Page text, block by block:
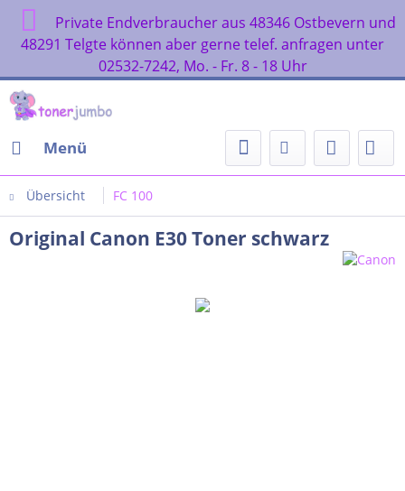
Private Endverbraucher aus 48346 Ostbevern und
48291 Telgte können aber gerne telef. anfragen unter
02532-7242, Mo. - Fr. 8 - 18 Uhr
Menü
Übersicht FC 100
Original Canon E30 Toner schwarz